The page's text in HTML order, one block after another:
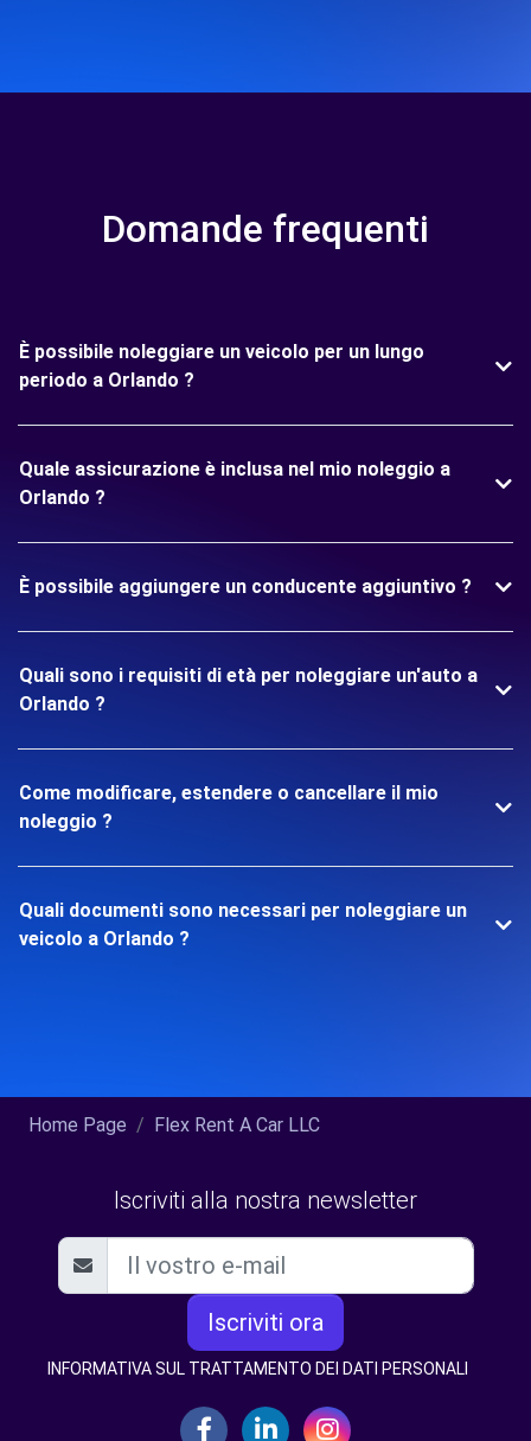
Domande frequenti
È possibile noleggiare un veicolo per un lungo
periodo a Orlando ?
Quale assicurazione è inclusa nel mio noleggio a
Orlando ?
È possibile aggiungere un conducente aggiuntivo ?
Quali sono i requisiti di età per noleggiare un'auto a
Orlando ?
Come modificare, estendere o cancellare il mio
noleggio ?
Quali documenti sono necessari per noleggiare un
veicolo a Orlando ?
Home Page Flex Rent A Car LLC
Iscriviti alla nostra newsletter
Iscriviti ora
INFORMATIVA SUL TRATTAMENTO DEI DATI PERSONALI